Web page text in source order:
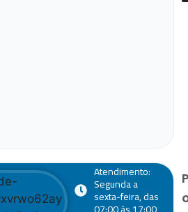
Atendimento:
Segunda a
sexta-feira, das